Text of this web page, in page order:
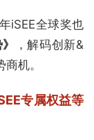
iSEE全球奖也
，解码创新&
机。
专属权益等